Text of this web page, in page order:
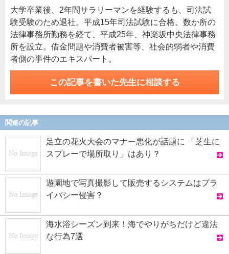
大学卒業後、2年間サラリーマンを経験するも、司法試
験受験のため退社。平成15年司法試験に合格。数か所の
法律事務所勤務を経て、平成25年、神楽坂中央法律事務
所を設立。借金問題や消費者被害等、社会的弱者や消費
者側の事件のエキスパート。
この記事を書いた先生に相談する
関連の記事
足立の花火大会のマナー悪化が話題に 「芝生に
スプレーで場所取り」はあり？
遊園地で写真撮影して販売するシステムはプラ
イバシー侵害？
海水浴シーズン到来！海でやりがちだけど違法
な行為7選